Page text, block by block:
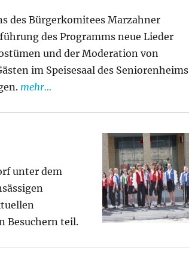
des Bürgerkomitees Marzahner
des Programms neue Lieder
und der Moderation von
im Speisesaal des Seniorenheims
mehr…
unter dem
Besuchern teil.